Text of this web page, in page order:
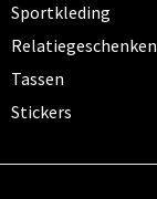
Sportkleding
Relatiegeschenken
Tassen
Stickers